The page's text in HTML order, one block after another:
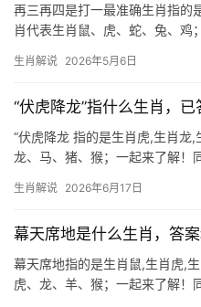
再三再四是打一最准确生肖指的
肖代表生肖鼠、虎、蛇、兔、鸡
古人观察老鼠频繁出入洞穴，一
生肖解说 2026年5月6日
“伏虎降龙”指什么生肖，
“伏虎降龙 指的是生肖虎,生肖龙,
龙、马、猪、猴；一起来了解！
连，下面我们将深入解读这一成
生肖解说 2026年6月17日
幕天席地是什么生肖，答
幕天席地指的是生肖鼠,生肖虎,
虎、龙、羊、猴；一起来了解！